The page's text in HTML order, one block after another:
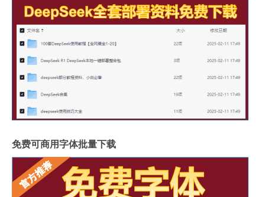
免费可商用字体批量下载